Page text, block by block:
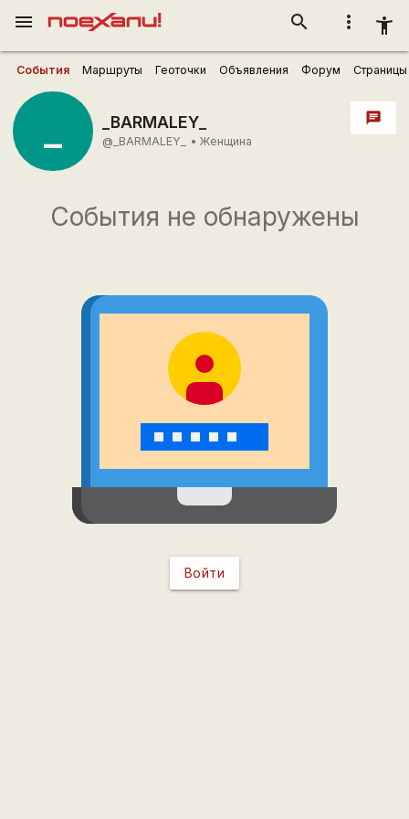
more_vert accessibility_new
search
menu
События Маршруты Геоточки Объявления Форум Страницы
_ _BARMALEY_
@_BARMALEY_ • Женщина
chat
События не обнаружены
Войти